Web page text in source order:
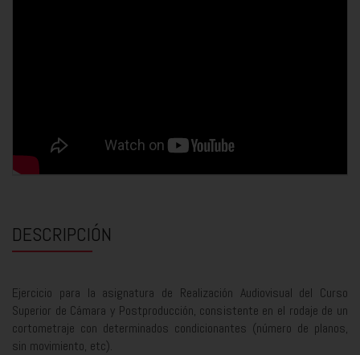
DESCRIPCIÓN
Ejercicio para la asignatura de Realización Audiovisual del Curso
Superior de Cámara y Postproducción, consistente en el rodaje de un
cortometraje con determinados condicionantes (número de planos,
sin movimiento, etc).